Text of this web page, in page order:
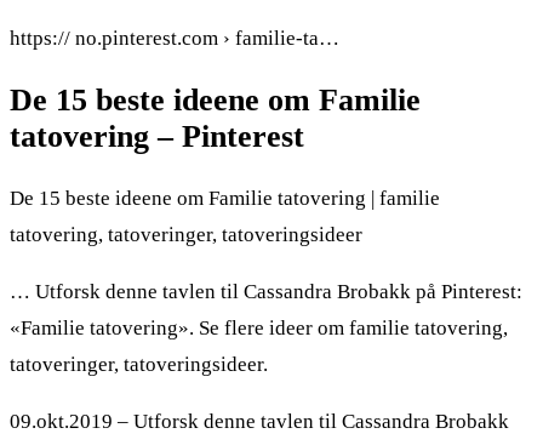
https:// no.pinterest.com › familie-ta…
De 15 beste ideene om Familie
tatovering – Pinterest
De 15 beste ideene om Familie tatovering | familie
tatovering, tatoveringer, tatoveringsideer
… Utforsk denne tavlen til Cassandra Brobakk på Pinterest:
«Familie tatovering». Se flere ideer om familie tatovering,
tatoveringer, tatoveringsideer.
09.okt.2019 – Utforsk denne tavlen til Cassandra Brobakk